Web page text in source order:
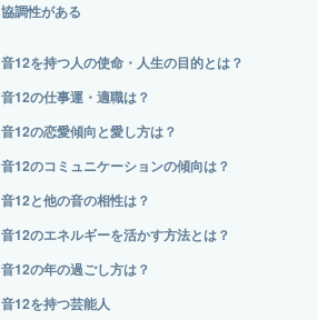
協調性がある
音12を持つ人の使命・人生の目的とは？
音12の仕事運・適職は？
音12の恋愛傾向と愛し方は？
音12のコミュニケーションの傾向は？
音12と他の音の相性は？
音12のエネルギーを活かす方法とは？
音12の年の過ごし方は？
音12を持つ芸能人